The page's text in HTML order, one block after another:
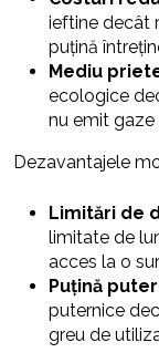
ieftine decât
puțină
Mediu
ecologice
nu emit gaze
Dezavantajele
Limitări de
limitate de
acces la o
Puțină
puternice
greu de